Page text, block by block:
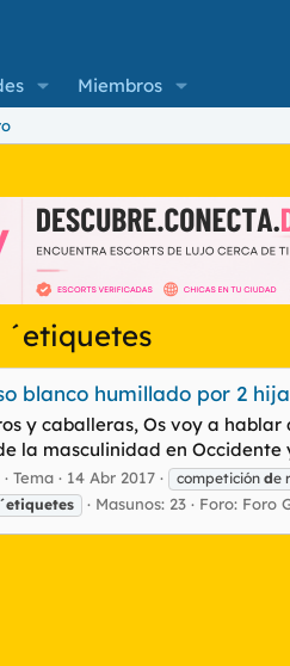
Miembros
blanco humillado por 2
y caballeras, Os voy a
la masculinidad en Occidente
Tema 14 Abr 2017 competición de
´etiquetes Masunos: 23 Foro: Foro